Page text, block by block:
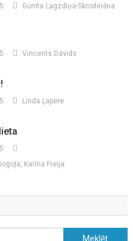
Gunita Lagzdiņa-Skroderēna
Vincents Davids
Linda Ļapere
Karīna Freija
Meklēt: